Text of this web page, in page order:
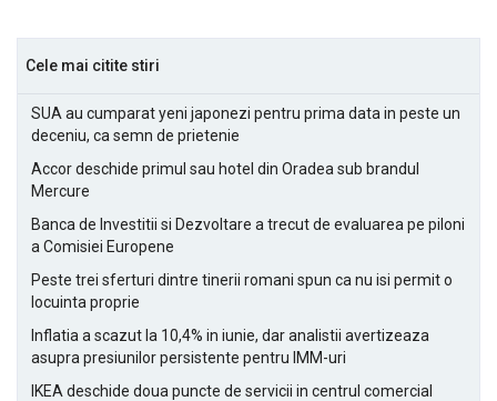
Cele mai citite stiri
SUA au cumparat yeni japonezi pentru prima data in peste un
deceniu, ca semn de prietenie
Accor deschide primul sau hotel din Oradea sub brandul
Mercure
Banca de Investitii si Dezvoltare a trecut de evaluarea pe piloni
a Comisiei Europene
Peste trei sferturi dintre tinerii romani spun ca nu isi permit o
locuinta proprie
Inflatia a scazut la 10,4% in iunie, dar analistii avertizeaza
asupra presiunilor persistente pentru IMM-uri
IKEA deschide doua puncte de servicii in centrul comercial